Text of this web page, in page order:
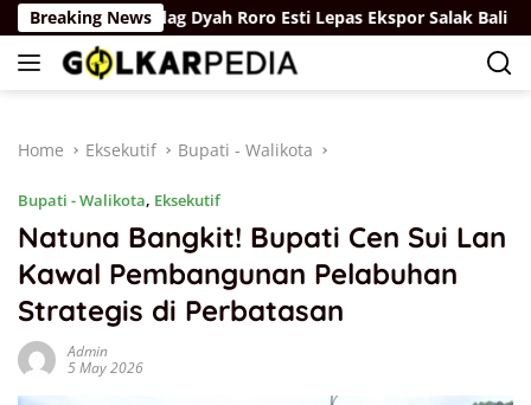
Skip
to
content
Breaking News
Wamendag Dyah Roro Esti Lepas Ekspor Salak Bali ke
Home Eksekutif Bupati - Walikota
Bupati - Walikota, Eksekutif
Natuna Bangkit! Bupati Cen Sui Lan
Kawal Pembangunan Pelabuhan
Strategis di Perbatasan
Admin
5 May 2026